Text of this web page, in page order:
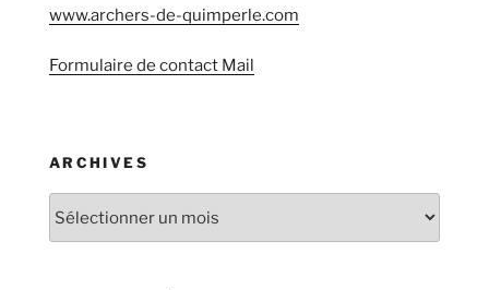
www.archers-de-quimperle.com
Formulaire de contact Mail
ARCHIVES